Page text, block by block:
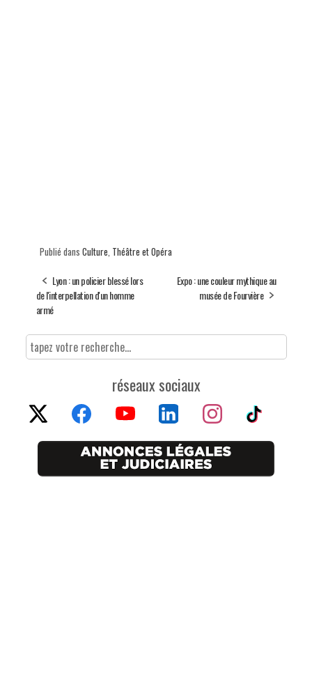
Publié dans Culture, Théâtre et Opéra
Lyon : un policier blessé lors
de l'interpellation d'un homme
armé
Expo : une couleur mythique au
musée de Fourvière
réseaux sociaux